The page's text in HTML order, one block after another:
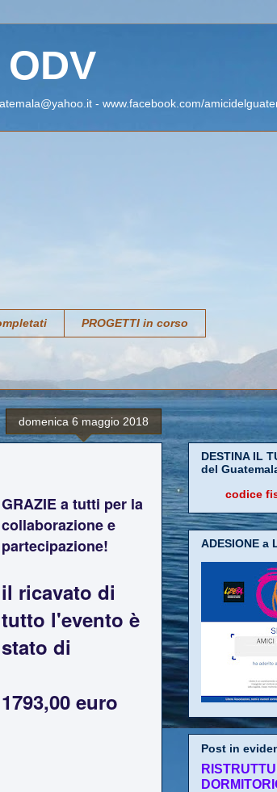
- www.facebook.com/
PROGETTI in corso
domenica 6 maggio 2018
GRAZIE a tutti per la
collaborazione e
partecipazione!
il ricavato di
tutto l'evento è
stato di
1793,00 euro
DESTINA IL
del
codice
ADESIONE a
Post in